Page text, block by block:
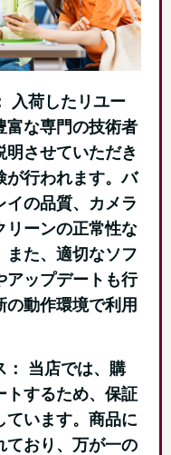
入荷したリユー
富な専門の技術者
させていただき
が行われます。バ
イの品質、カメラ
リーンの正常性な
また、適切なソフ
アップデートも行
動作環境で利用
： 当店では、購
トするため、保証
ています。商品に
ており、万が一の